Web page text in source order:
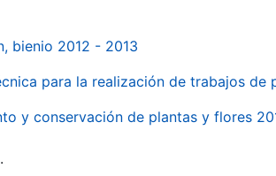
bienio 2012 - 2013
para la realización de trabajos de
y conservación de plantas y flores